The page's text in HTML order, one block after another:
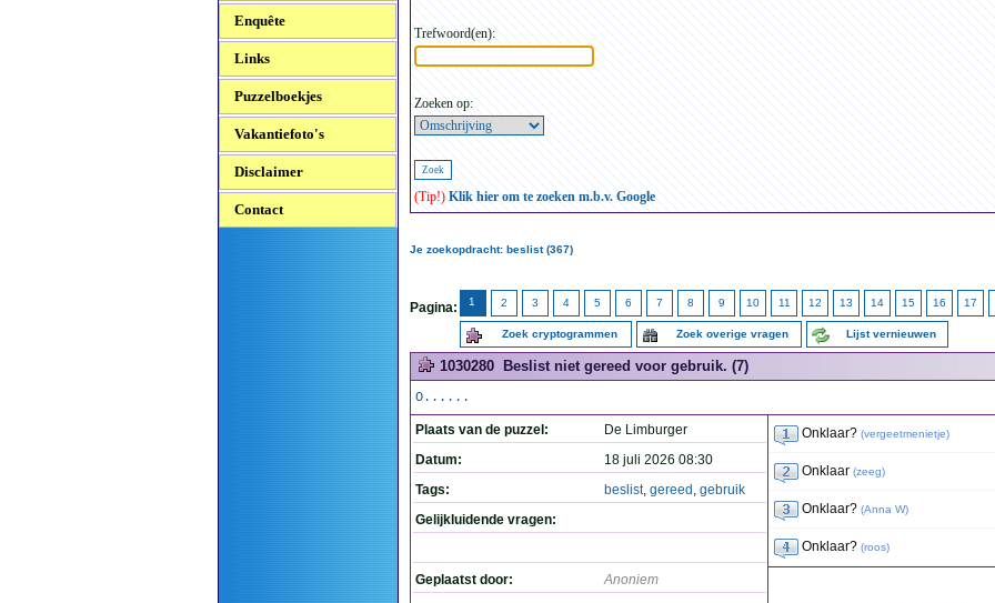
Enquête
Links
Puzzelboekjes
Vakantiefoto's
Disclaimer
Contact
Trefwoord(en):
Zoeken op:
(Tip!) Klik hier om te zoeken m.b.v. Google
Je zoekopdracht: beslist (367)
Pagina: 1 2 3 4 5 6 7 8 9 10 11 12 13 14 15 16 17
Zoek cryptogrammen Zoek overige vragen Lijst vernieuwen
1030280 Beslist niet gereed voor gebruik. (7)
O......
Plaats van de puzzel:
De Limburger
Datum:
18 juli 2026 08:30
Tags:
beslist, gereed , gebruik
Gelijkluidende vragen:
Geplaatst door: Anoniem
Onklaar? (vergeetmenietje)
Onklaar (zeeg)
Onklaar? (Anna W)
Onklaar? (roos)